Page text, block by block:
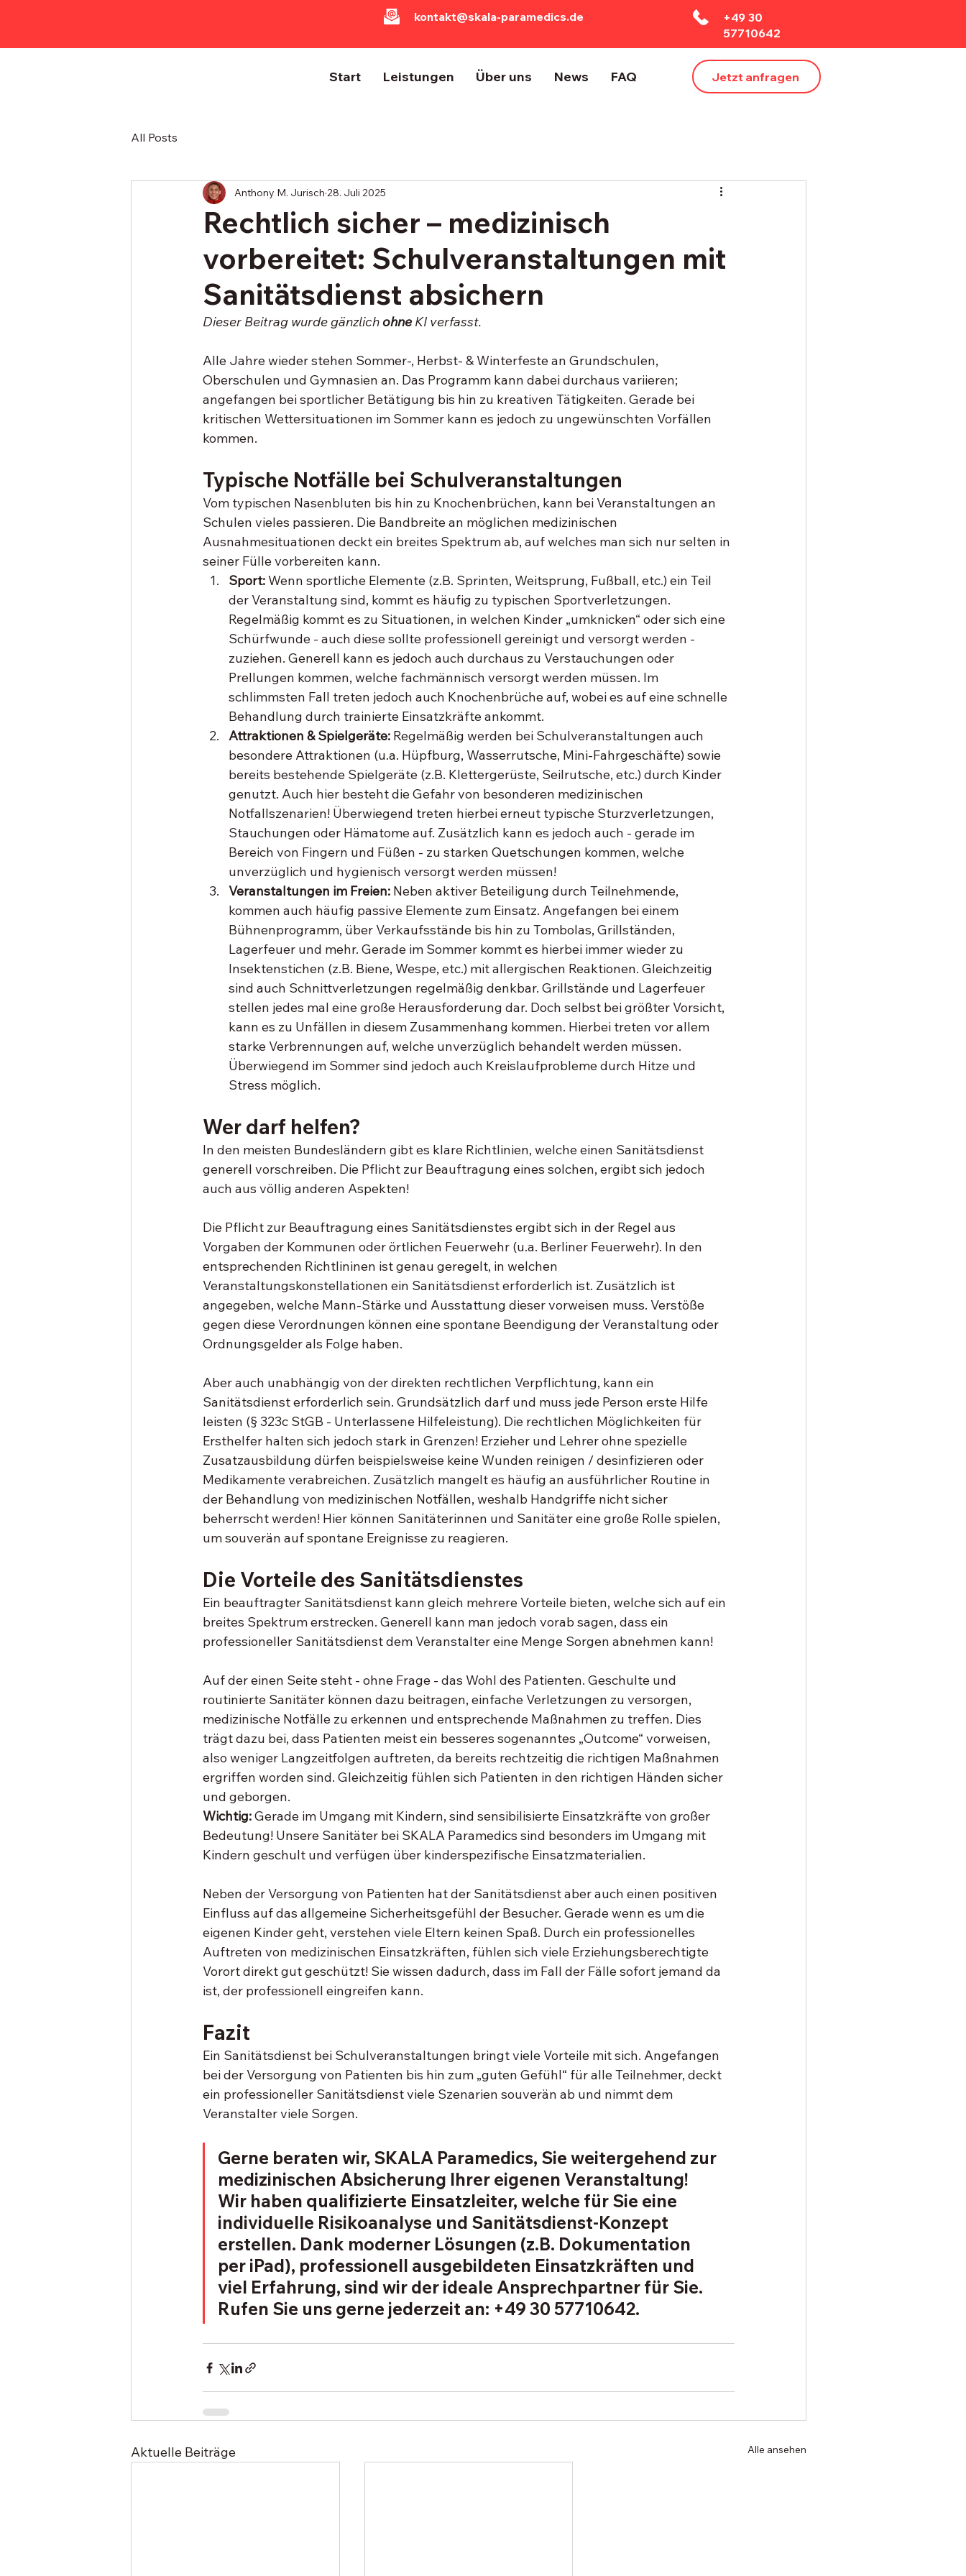
kontakt@skala-paramedics.de
+49 30
57710642
Start Leistungen Über uns News FAQ Jetzt anfragen
All Posts
Rechtlich sicher – medizinisch
vorbereitet: Schulveranstaltungen mit
Sanitätsdienst absichern
Anthony M. Jurisch 28. Juli 2025
Dieser Beitrag wurde gänzlich ohne KI verfasst.
Alle Jahre wieder stehen Sommer-, Herbst- & Winterfeste an Grundschulen,
Oberschulen und Gymnasien an. Das Programm kann dabei durchaus variieren;
angefangen bei sportlicher Betätigung bis hin zu kreativen Tätigkeiten. Gerade bei
kritischen Wettersituationen im Sommer kann es jedoch zu ungewünschten Vorfällen
kommen.
Typische Notfälle bei Schulveranstaltungen
Vom typischen Nasenbluten bis hin zu Knochenbrüchen, kann bei Veranstaltungen an
Schulen vieles passieren. Die Bandbreite an möglichen medizinischen
Ausnahmesituationen deckt ein breites Spektrum ab, auf welches man sich nur selten in
seiner Fülle vorbereiten kann.
Sport: Wenn sportliche Elemente (z.B. Sprinten, Weitsprung, Fußball, etc.) ein Teil
der Veranstaltung sind, kommt es häufig zu typischen Sportverletzungen.
Regelmäßig kommt es zu Situationen, in welchen Kinder „umknicken“ oder sich eine
Schürfwunde - auch diese sollte professionell gereinigt und versorgt werden -
zuziehen. Generell kann es jedoch auch durchaus zu Verstauchungen oder
Prellungen kommen, welche fachmännisch versorgt werden müssen. Im
schlimmsten Fall treten jedoch auch Knochenbrüche auf, wobei es auf eine schnelle
Behandlung durch trainierte Einsatzkräfte ankommt.
Attraktionen & Spielgeräte: Regelmäßig werden bei Schulveranstaltungen auch
besondere Attraktionen (u.a. Hüpfburg, Wasserrutsche, Mini-Fahrgeschäfte) sowie
bereits bestehende Spielgeräte (z.B. Klettergerüste, Seilrutsche, etc.) durch Kinder
genutzt. Auch hier besteht die Gefahr von besonderen medizinischen
Notfallszenarien! Überwiegend treten hierbei erneut typische Sturzverletzungen,
Stauchungen oder Hämatome auf. Zusätzlich kann es jedoch auch - gerade im
Bereich von Fingern und Füßen - zu starken Quetschungen kommen, welche
unverzüglich und hygienisch versorgt werden müssen!
Veranstaltungen im Freien: Neben aktiver Beteiligung durch Teilnehmende,
kommen auch häufig passive Elemente zum Einsatz. Angefangen bei einem
Bühnenprogramm, über Verkaufsstände bis hin zu Tombolas, Grillständen,
Lagerfeuer und mehr. Gerade im Sommer kommt es hierbei immer wieder zu
Insektenstichen (z.B. Biene, Wespe, etc.) mit allergischen Reaktionen. Gleichzeitig
sind auch Schnittverletzungen regelmäßig denkbar. Grillstände und Lagerfeuer
stellen jedes mal eine große Herausforderung dar. Doch selbst bei größter Vorsicht,
kann es zu Unfällen in diesem Zusammenhang kommen. Hierbei treten vor allem
starke Verbrennungen auf, welche unverzüglich behandelt werden müssen.
Überwiegend im Sommer sind jedoch auch Kreislaufprobleme durch Hitze und
Stress möglich.
Wer darf helfen?
In den meisten Bundesländern gibt es klare Richtlinien, welche einen Sanitätsdienst
generell vorschreiben. Die Pflicht zur Beauftragung eines solchen, ergibt sich jedoch
auch aus völlig anderen Aspekten!
Die Pflicht zur Beauftragung eines Sanitätsdienstes ergibt sich in der Regel aus
Vorgaben der Kommunen oder örtlichen Feuerwehr (u.a. Berliner Feuerwehr). In den
entsprechenden Richtlininen ist genau geregelt, in welchen
Veranstaltungskonstellationen ein Sanitätsdienst erforderlich ist. Zusätzlich ist
angegeben, welche Mann-Stärke und Ausstattung dieser vorweisen muss. Verstöße
gegen diese Verordnungen können eine spontane Beendigung der Veranstaltung oder
Ordnungsgelder als Folge haben.
Aber auch unabhängig von der direkten rechtlichen Verpflichtung, kann ein
Sanitätsdienst erforderlich sein. Grundsätzlich darf und muss jede Person erste Hilfe
leisten (§ 323c StGB - Unterlassene Hilfeleistung). Die rechtlichen Möglichkeiten für
Ersthelfer halten sich jedoch stark in Grenzen! Erzieher und Lehrer ohne spezielle
Zusatzausbildung dürfen beispielsweise keine Wunden reinigen / desinfizieren oder
Medikamente verabreichen. Zusätzlich mangelt es häufig an ausführlicher Routine in
der Behandlung von medizinischen Notfällen, weshalb Handgriffe nicht sicher
beherrscht werden! Hier können Sanitäterinnen und Sanitäter eine große Rolle spielen,
um souverän auf spontane Ereignisse zu reagieren.
Die Vorteile des Sanitätsdienstes
Ein beauftragter Sanitätsdienst kann gleich mehrere Vorteile bieten, welche sich auf ein
breites Spektrum erstrecken. Generell kann man jedoch vorab sagen, dass ein
professioneller Sanitätsdienst dem Veranstalter eine Menge Sorgen abnehmen kann!
Auf der einen Seite steht - ohne Frage - das Wohl des Patienten. Geschulte und
routinierte Sanitäter können dazu beitragen, einfache Verletzungen zu versorgen,
medizinische Notfälle zu erkennen und entsprechende Maßnahmen zu treffen. Dies
trägt dazu bei, dass Patienten meist ein besseres sogenanntes „Outcome“ vorweisen,
also weniger Langzeitfolgen auftreten, da bereits rechtzeitig die richtigen Maßnahmen
ergriffen worden sind. Gleichzeitig fühlen sich Patienten in den richtigen Händen sicher
und geborgen.
Wichtig: Gerade im Umgang mit Kindern, sind sensibilisierte Einsatzkräfte von großer
Bedeutung! Unsere Sanitäter bei SKALA Paramedics sind besonders im Umgang mit
Kindern geschult und verfügen über kinderspezifische Einsatzmaterialien.
Neben der Versorgung von Patienten hat der Sanitätsdienst aber auch einen positiven
Einfluss auf das allgemeine Sicherheitsgefühl der Besucher. Gerade wenn es um die
eigenen Kinder geht, verstehen viele Eltern keinen Spaß. Durch ein professionelles
Auftreten von medizinischen Einsatzkräften, fühlen sich viele Erziehungsberechtigte
Vorort direkt gut geschützt! Sie wissen dadurch, dass im Fall der Fälle sofort jemand da
ist, der professionell eingreifen kann.
Fazit
Ein Sanitätsdienst bei Schulveranstaltungen bringt viele Vorteile mit sich. Angefangen
bei der Versorgung von Patienten bis hin zum „guten Gefühl“ für alle Teilnehmer, deckt
ein professioneller Sanitätsdienst viele Szenarien souverän ab und nimmt dem
Veranstalter viele Sorgen.
Gerne beraten wir, SKALA Paramedics, Sie weitergehend zur
medizinischen Absicherung Ihrer eigenen Veranstaltung!
Wir haben qualifizierte Einsatzleiter, welche für Sie eine
individuelle Risikoanalyse und Sanitätsdienst-Konzept
erstellen. Dank moderner Lösungen (z.B. Dokumentation
per iPad), professionell ausgebildeten Einsatzkräften und
viel Erfahrung, sind wir der ideale Ansprechpartner für Sie.
Rufen Sie uns gerne jederzeit an: +49 30 57710642.
Aktuelle Beiträge Alle ansehen